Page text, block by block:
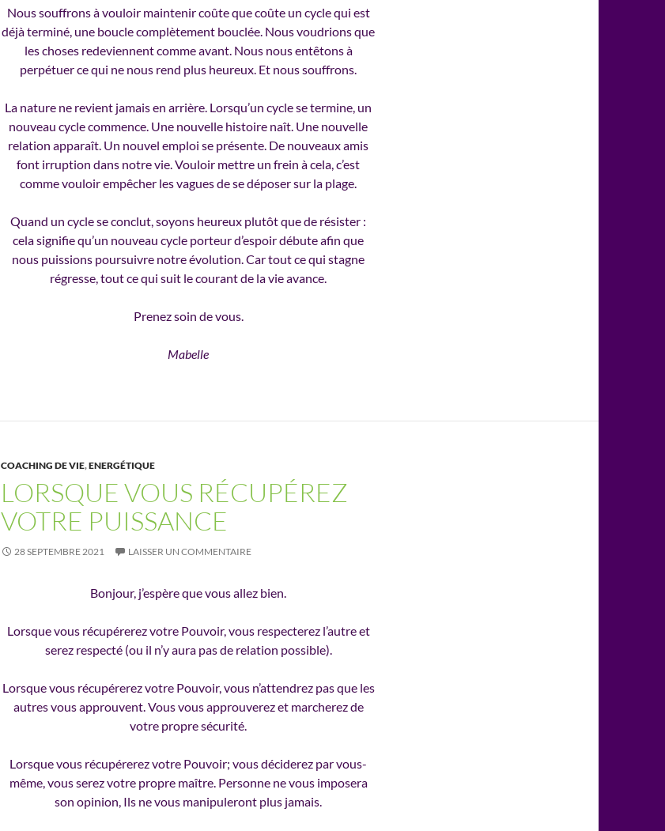
Nous souffrons à vouloir maintenir coûte que coûte un cycle qui est
déjà terminé, une boucle complètement bouclée. Nous voudrions que
les choses redeviennent comme avant. Nous nous entêtons à
perpétuer ce qui ne nous rend plus heureux. Et nous souffrons.
La nature ne revient jamais en arrière. Lorsqu’un cycle se termine, un
nouveau cycle commence. Une nouvelle histoire naît. Une nouvelle
relation apparaît. Un nouvel emploi se présente. De nouveaux amis
font irruption dans notre vie. Vouloir mettre un frein à cela, c’est
comme vouloir empêcher les vagues de se déposer sur la plage.
Quand un cycle se conclut, soyons heureux plutôt que de résister :
cela signifie qu’un nouveau cycle porteur d’espoir débute afin que
nous puissions poursuivre notre évolution. Car tout ce qui stagne
régresse, tout ce qui suit le courant de la vie avance.
Prenez soin de vous.
Mabelle
COACHING DE VIE,ENERGÉTIQUE
LORSQUE VOUS RÉCUPÉREZ
VOTRE PUISSANCE
28 SEPTEMBRE 2021 LAISSER UN COMMENTAIRE
Bonjour, j’espère que vous allez bien.
Lorsque vous récupérerez votre Pouvoir, vous respecterez l’autre et
serez respecté (ou il n’y aura pas de relation possible).
Lorsque vous récupérerez votre Pouvoir, vous n’attendrez pas que les
autres vous approuvent. Vous vous approuverez et marcherez de
votre propre sécurité.
Lorsque vous récupérerez votre Pouvoir; vous déciderez par vous-
même, vous serez votre propre maître. Personne ne vous imposera
son opinion, Ils ne vous manipuleront plus jamais.